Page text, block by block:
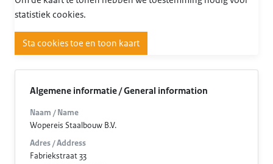
statistiek cookies.
Sta cookies toe en toon kaart
Algemene informatie / General information
Naam / Name
Wopereis Staalbouw B.V.
Adres / Address
Fabriekstraat 33